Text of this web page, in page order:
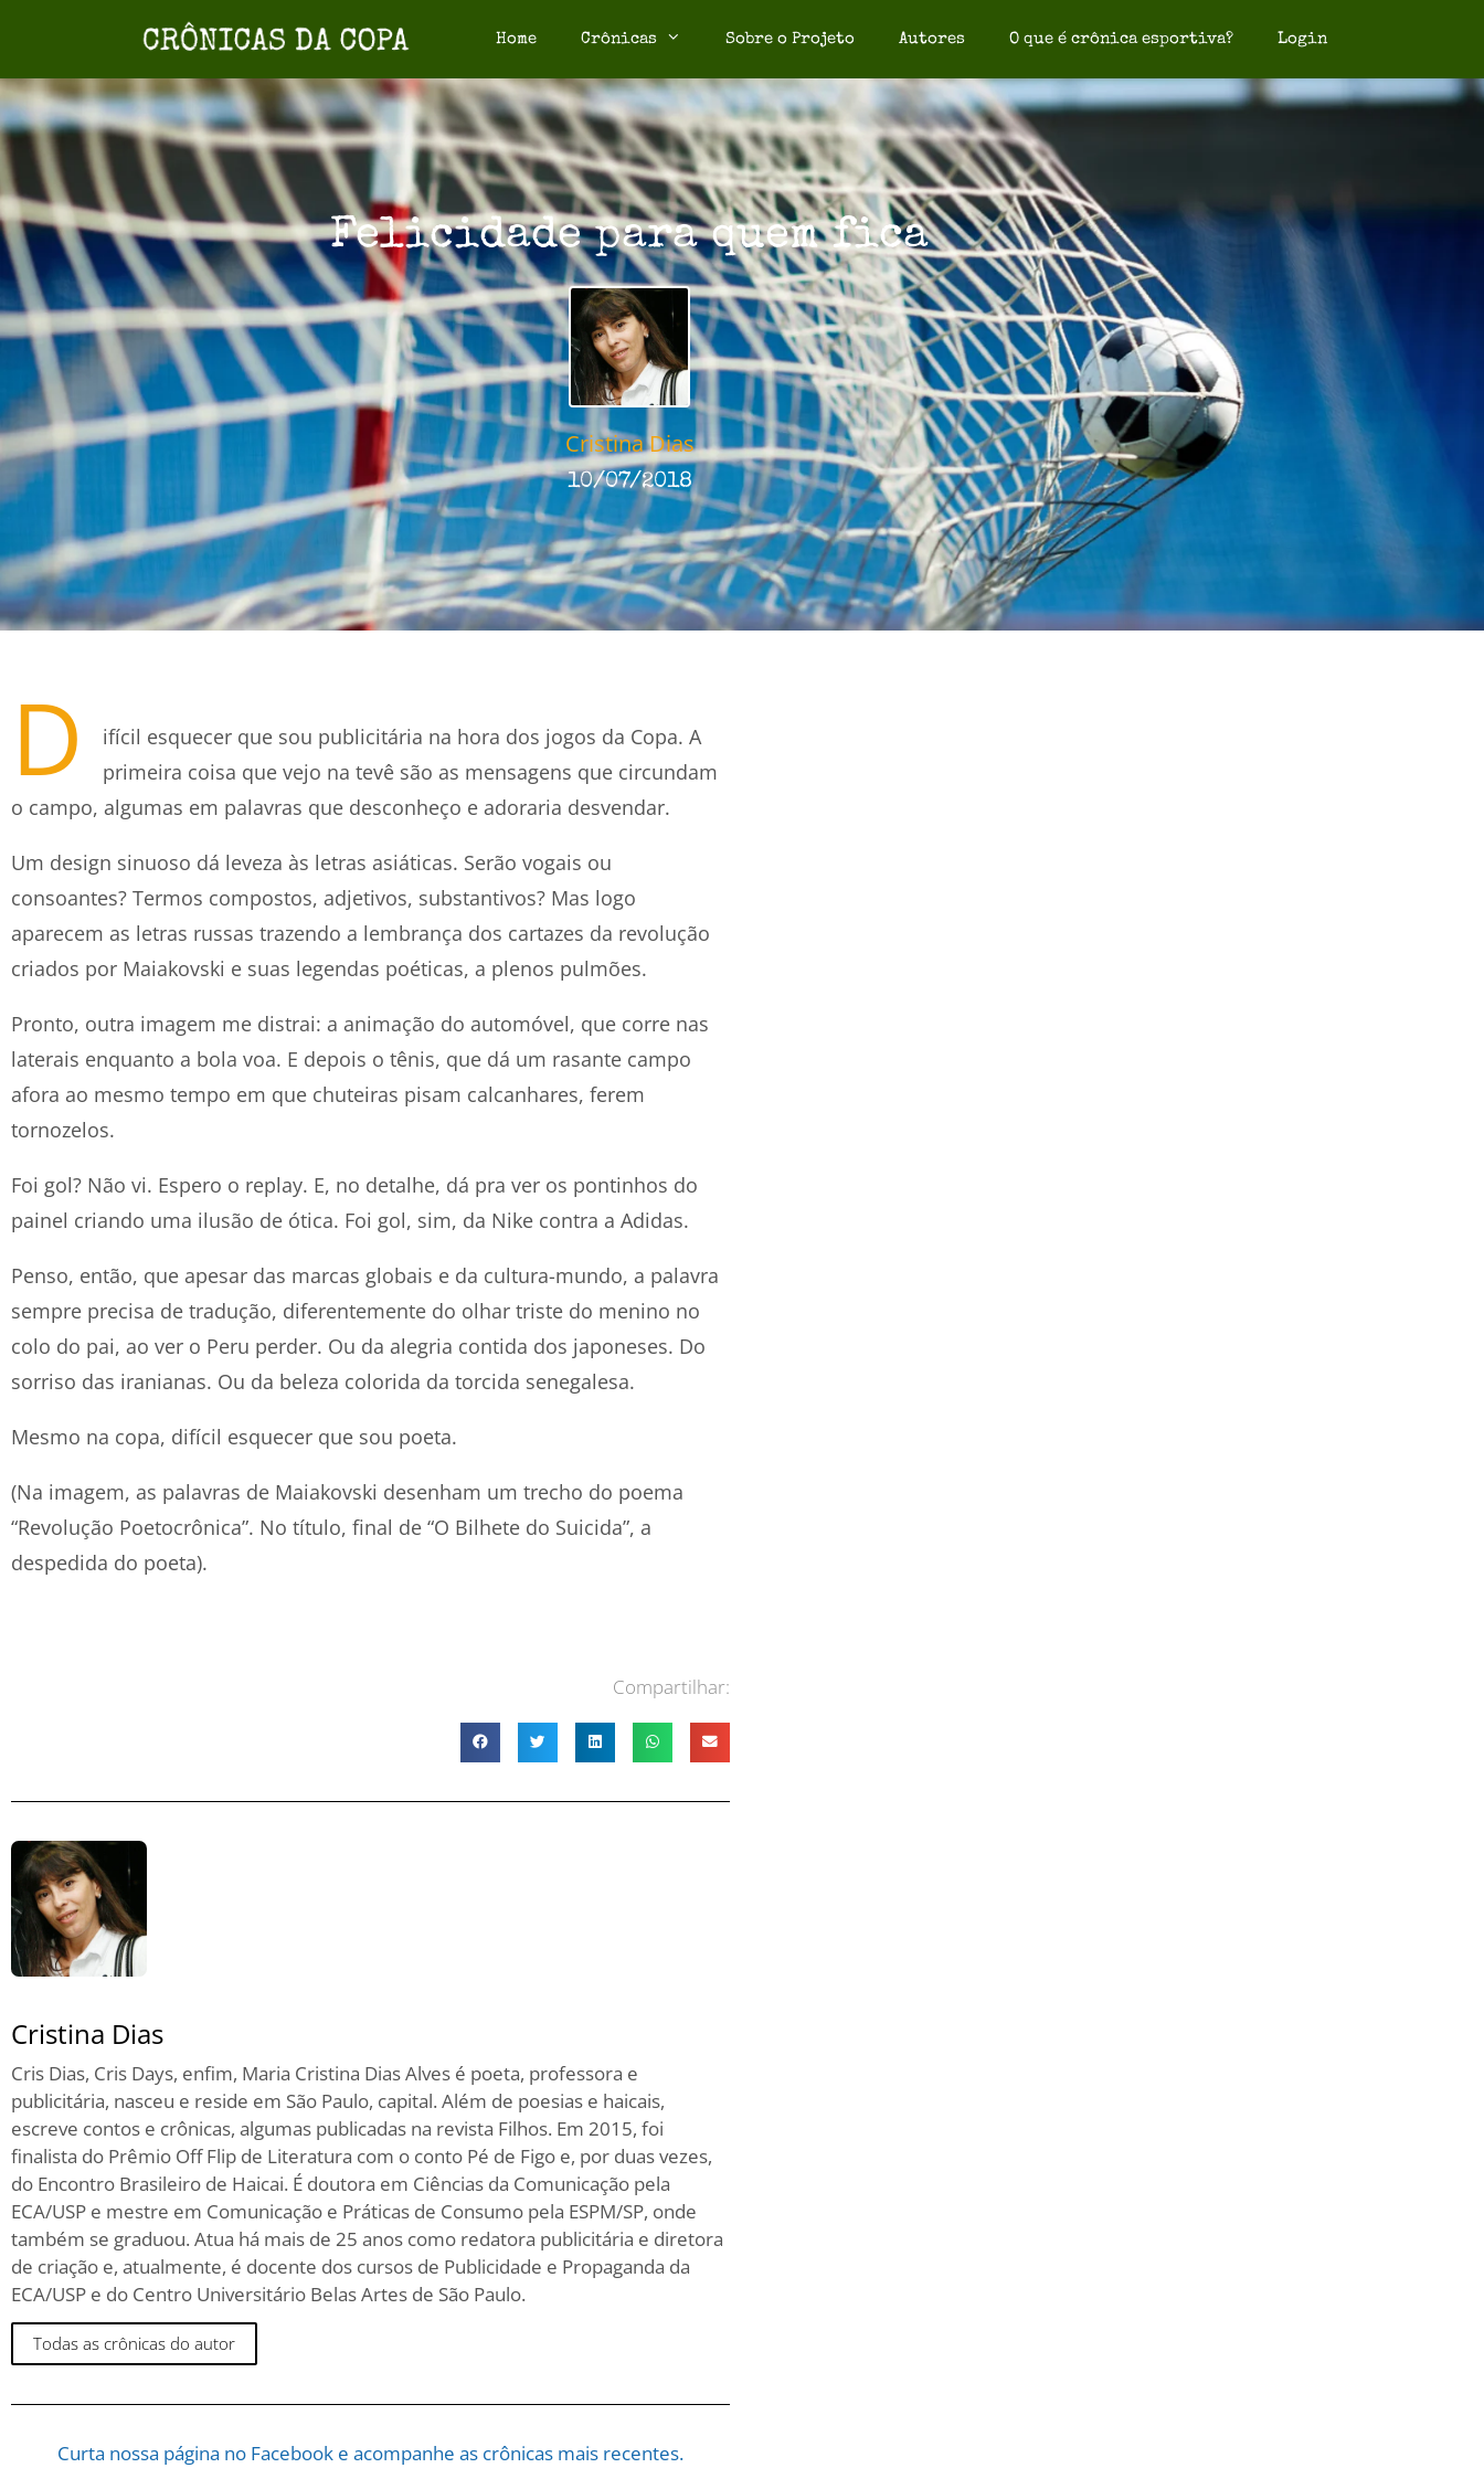
Home Crônicas Sobre o Projeto Autores O que é crônica esportiva? Login
Felicidade para quem fica
Cristina Dias
10/07/2018
D
ifícil esquecer que sou publicitária na hora dos jogos da Copa. A
primeira coisa que vejo na tevê são as mensagens que circundam
o campo, algumas em palavras que desconheço e adoraria desvendar.
Um design sinuoso dá leveza às letras asiáticas. Serão vogais ou
consoantes? Termos compostos, adjetivos, substantivos? Mas logo
aparecem as letras russas trazendo a lembrança dos cartazes da revolução
criados por Maiakovski e suas legendas poéticas, a plenos pulmões.
Pronto, outra imagem me distrai: a animação do automóvel, que corre nas
laterais enquanto a bola voa. E depois o tênis, que dá um rasante campo
afora ao mesmo tempo em que chuteiras pisam calcanhares, ferem
tornozelos.
Foi gol? Não vi. Espero o replay. E, no detalhe, dá pra ver os pontinhos do
painel criando uma ilusão de ótica. Foi gol, sim, da Nike contra a Adidas.
Penso, então, que apesar das marcas globais e da cultura-mundo, a palavra
sempre precisa de tradução, diferentemente do olhar triste do menino no
colo do pai, ao ver o Peru perder. Ou da alegria contida dos japoneses. Do
sorriso das iranianas. Ou da beleza colorida da torcida senegalesa.
Mesmo na copa, difícil esquecer que sou poeta.
(Na imagem, as palavras de Maiakovski desenham um trecho do poema
“Revolução Poetocrônica”. No título, final de “O Bilhete do Suicida”, a
despedida do poeta).
Compartilhar:
Cristina Dias
Cris Dias, Cris Days, enfim, Maria Cristina Dias Alves é poeta, professora e
publicitária, nasceu e reside em São Paulo, capital. Além de poesias e haicais,
escreve contos e crônicas, algumas publicadas na revista Filhos. Em 2015, foi
finalista do Prêmio Off Flip de Literatura com o conto Pé de Figo e, por duas vezes,
do Encontro Brasileiro de Haicai. É doutora em Ciências da Comunicação pela
ECA/USP e mestre em Comunicação e Práticas de Consumo pela ESPM/SP, onde
também se graduou. Atua há mais de 25 anos como redatora publicitária e diretora
de criação e, atualmente, é docente dos cursos de Publicidade e Propaganda da
ECA/USP e do Centro Universitário Belas Artes de São Paulo.
Todas as crônicas do autor
Curta nossa página no Facebook e acompanhe as crônicas mais recentes.